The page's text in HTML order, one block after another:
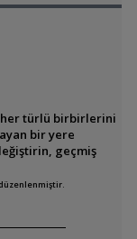
her türlü birbirlerini
bir yere
geçmiş